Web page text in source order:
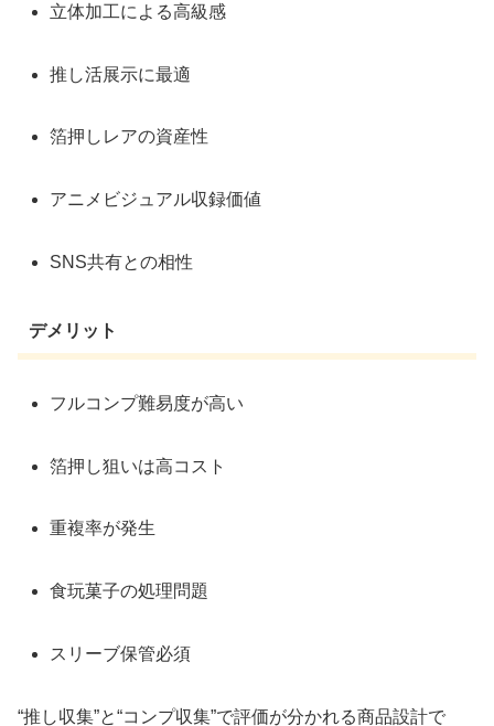
立体加工による高級感
推し活展示に最適
箔押しレアの資産性
アニメビジュアル収録価値
SNS共有との相性
デメリット
フルコンプ難易度が高い
箔押し狙いは高コスト
重複率が発生
食玩菓子の処理問題
スリーブ保管必須
“推し収集”と“コンプ収集”で評価が分かれる商品設計で